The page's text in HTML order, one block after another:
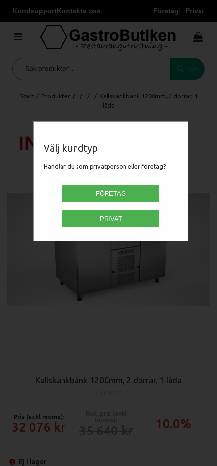
KundsupportKontakta oss Företag Privat
Välj kundtyp
Handlar du som privatperson eller företag?
FÖRETAG
PRIVAT
Start / Produkter / / / / Kallskänkbänk 1200mm, 2 dörrar, 1
låda
Kallskänkbänk 1200mm, 2 dörrar, 1 låda
Pris (exkl moms):
32 076 10.0%
Ej i lager